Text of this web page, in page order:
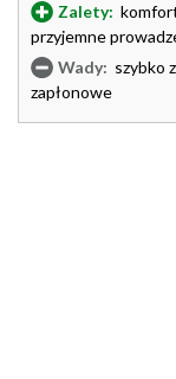
Zalety:
przyjemne
Wady: szybko
zapłonowe